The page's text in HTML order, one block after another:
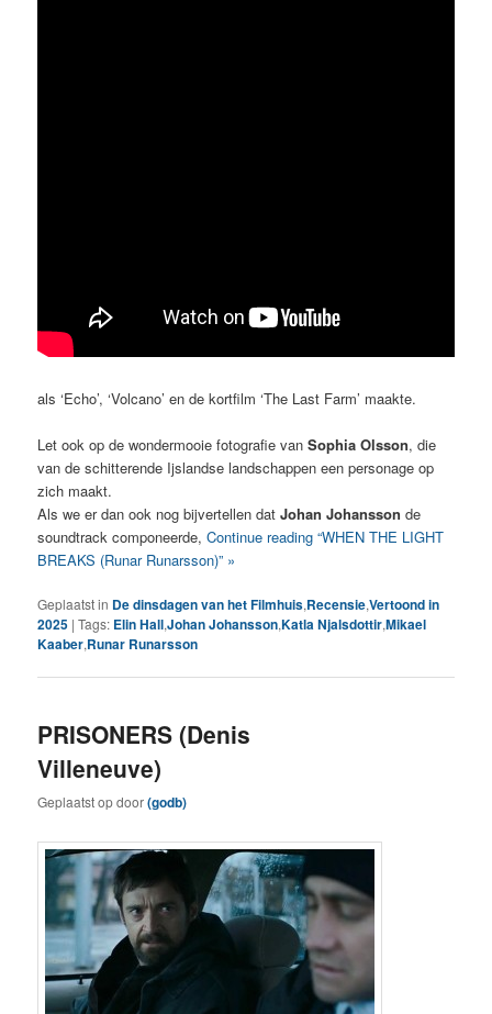
als ‘Echo’, ‘Volcano’ en de kortfilm ‘The Last Farm’ maakte.
Let ook op de wondermooie fotografie vanSophia Olsson, die
van de schitterende Ijslandse landschappen een personage op
zich maakt.
Als we er dan ook nog bijvertellen datJohan Johanssonde
soundtrack componeerde,Continue reading “WHEN THE LIGHT
BREAKS (Runar Runarsson)” »
Geplaatst in De dinsdagen van het Filmhuis,Recensie,Vertoond in
2025 |Tags: Elin Hall,Johan Johansson,Katla Njalsdottir,Mikael
Kaaber,Runar Runarsson
PRISONERS (Denis
Villeneuve)
Geplaatst opdoor(godb)